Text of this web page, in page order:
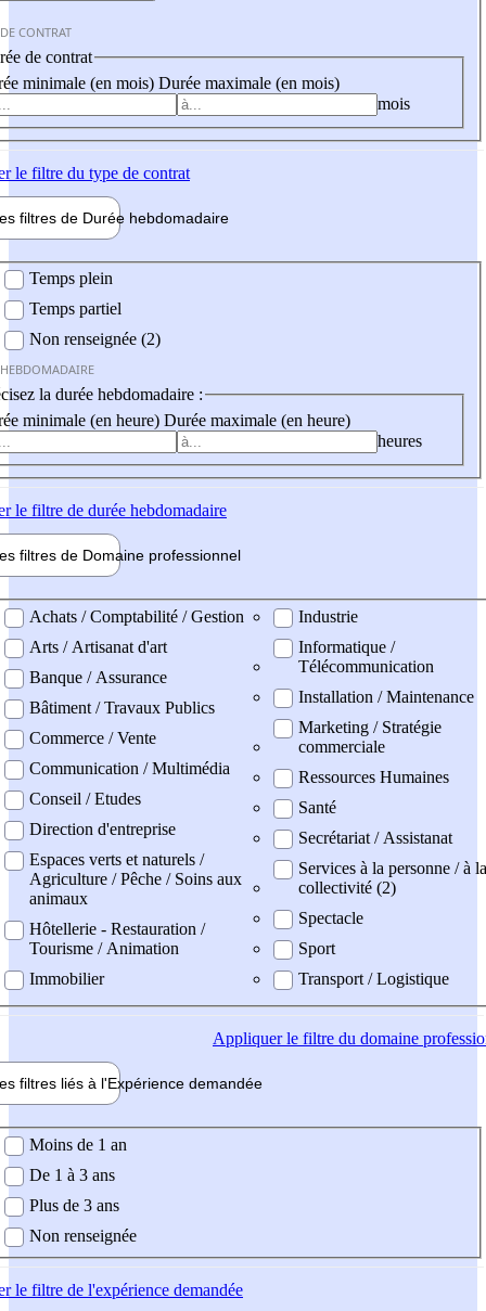
CONTRAT
de contrat
minimale (en mois) Durée maximale (en mois)
mois
le filtre du type de contrat
filtres de Durée hebdomadaire
Temps plein
Temps partiel
Non renseignée (2)
la durée hebdomadaire :
minimale (en heure) Durée maximale (en heure)
heures
le filtre de durée hebdomadaire
filtres de Domaine professionnel
professionel
Achats / Comptabilité / Gestion
Arts / Artisanat d'art
Banque / Assurance
Bâtiment / Travaux Publics
Commerce / Vente
Communication / Multimédia
Conseil / Etudes
Direction d'entreprise
Espaces verts et naturels /
Agriculture / Pêche / Soins aux
animaux
Hôtellerie - Restauration /
Tourisme / Animation
Immobilier
Industrie
Informatique /
Télécommunication
Installation / Maintenance
Marketing / Stratégie
commerciale
Ressources Humaines
Santé
Secrétariat / Assistanat
Services à la personne / à la
collectivité (2)
Spectacle
Sport
Transport / Logistique
Appliquerle filtre du domaine
filtres liés à l'Expérience demandée
demandée
Moins de 1 an
De 1 à 3 ans
Plus de 3 ans
Non renseignée
le filtre de l'expérience demandée